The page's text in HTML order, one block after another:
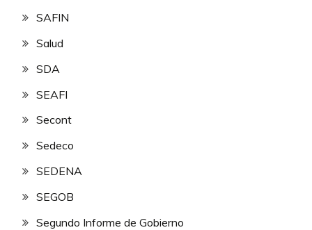
SAFIN
Salud
SDA
SEAFI
Secont
Sedeco
SEDENA
SEGOB
Segundo Informe de Gobierno